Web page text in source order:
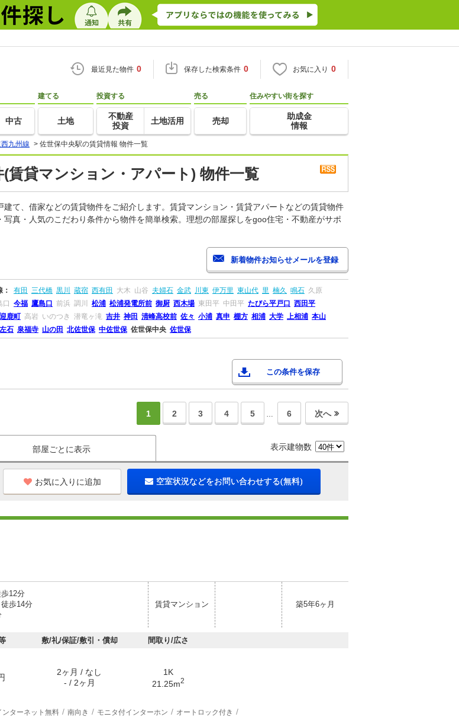
最近見た物件 0 保存した検索条件 0 お気に入り 0
中古
建てる
土地
投資する
不動産
投資
土地活用
売る
売却
住みやすい街を探す
助成金
情報
九州線 > 佐世保中央駅の賃貸情報 物件一覧
賃貸マンション・アパート) 物件一覧
て、借家などの賃貸物件をご紹介します。賃貸マンション・賃貸アパートなどの賃貸物件
真・人気のこだわり条件から物件を簡単検索。理想の部屋探しをgoo住宅・不動産がサポ
有田 三代橋 黒川 蔵宿 西有田 大木 山谷 夫婦石 金武 川東 伊万里 東山代 里 楠久 鳴石 久原
口 今福 鷹島口 前浜 調川 松浦 松浦発電所前 御厨 西木場 東田平 中田平 たびら平戸口
西田平
鹿町 高岩 いのつき 潜竜ヶ滝 吉井 神田 清峰高校前 佐々 小浦 真申 棚方 相浦 大学 上相浦 本山
左石 泉福寺 山の田 北佐世保 中佐世保 佐世保中央 佐世保
この条件を保存
1 2 3 4 5 … 6 次へ
部屋ごとに表示 表示建物数
お気に入りに追加 空室状況などをお問い合わせする(無料)
12分
歩14分
賃貸マンション 築5年6ヶ月
敷/礼/保証/敷引・償却 間取り/広さ
2ヶ月 / なし
- / 2ヶ月
1K
21.25m2
ンターネット無料 南向き モニタ付インターホン オートロック付き